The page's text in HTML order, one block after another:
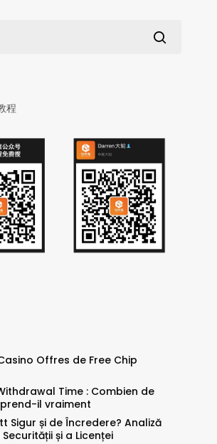
程
Offres de Free Chip
Time : Combien de
il vraiment
Sigur și de Încredere? Analiză
și a Licenței